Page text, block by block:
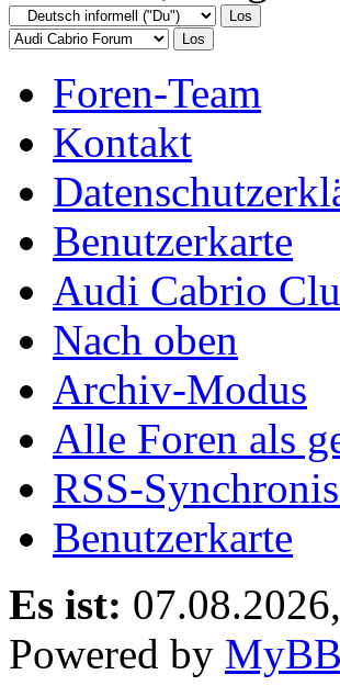
Foren-Team
Kontakt
Benutzerkarte
Audi Cabrio
Nach oben
Archiv-Modus
Alle Foren als
RSS-
Benutzerkarte
Es ist:
Powered by MyBB